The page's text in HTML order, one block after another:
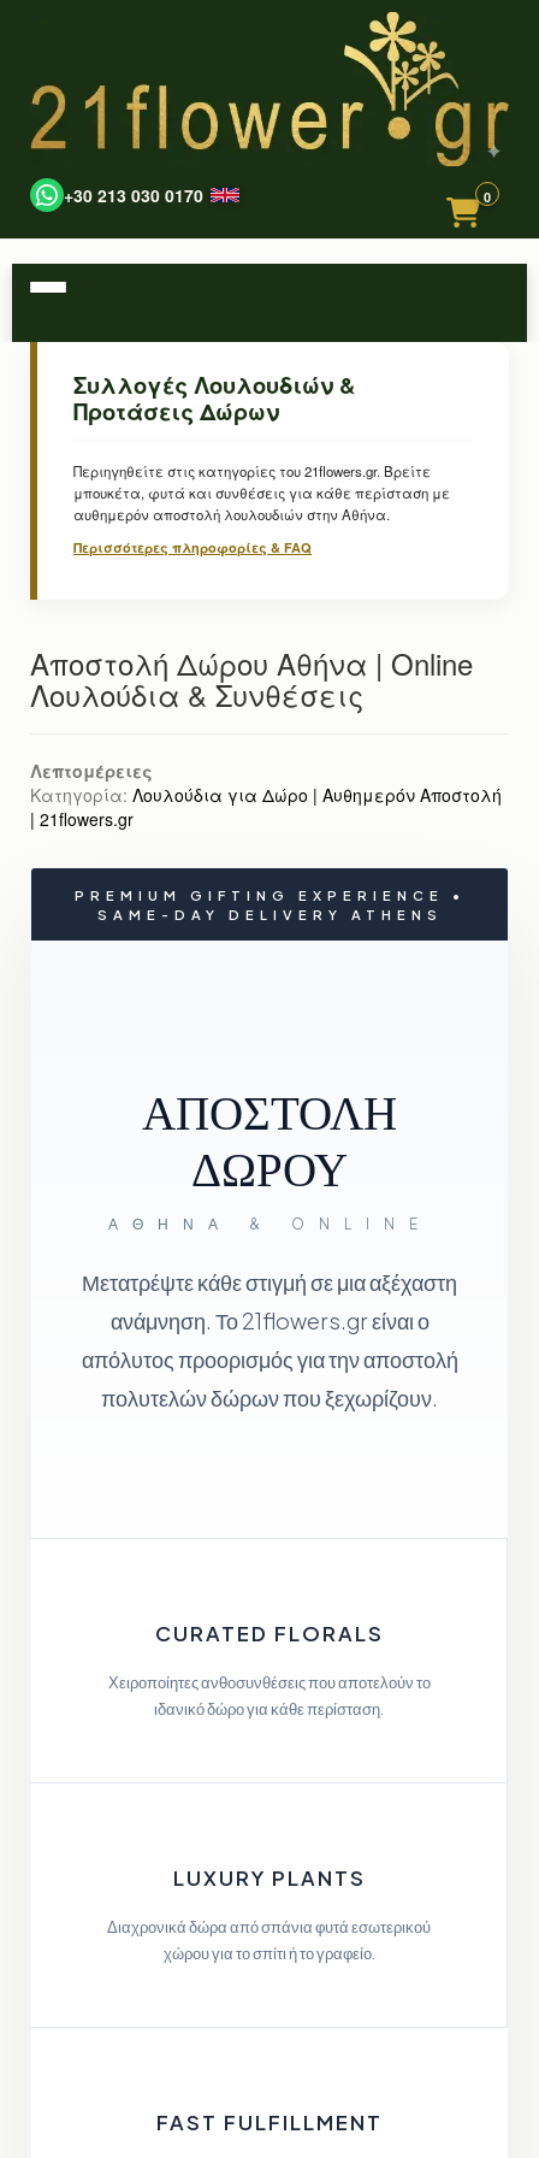
+30 213 030 0170 0
Συλλογές Λουλουδιών &
Προτάσεις Δώρων
Περιηγηθείτε στις κατηγορίες του 21flowers.gr. Βρείτε
μπουκέτα, φυτά και συνθέσεις για κάθε περίσταση με
αυθημερόν αποστολή λουλουδιών στην Αθήνα.
Περισσότερες πληροφορίες & FAQ
Αποστολή Δώρου Αθήνα | Online
Λουλούδια & Συνθέσεις
Λεπτομέρειες
Κατηγορία: Λουλούδια για Δώρο | Αυθημερόν Αποστολή
| 21flowers.gr
PREMIUM GIFTING EXPERIENCE •
SAME-DAY DELIVERY ATHENS
ΑΠΟΣΤΟΛΗ
ΔΩΡΟΥ
ΑΘΉΝΑ & ONLINE
Μετατρέψτε κάθε στιγμή σε μια αξέχαστη
ανάμνηση. Το 21flowers.gr είναι ο
απόλυτος προορισμός για την αποστολή
πολυτελών δώρων που ξεχωρίζουν.
CURATED FLORALS
Χειροποίητες ανθοσυνθέσεις που αποτελούν το
ιδανικό δώρο για κάθε περίσταση.
LUXURY PLANTS
Διαχρονικά δώρα από σπάνια φυτά εσωτερικού
χώρου για το σπίτι ή το γραφείο.
FAST FULFILLMENT